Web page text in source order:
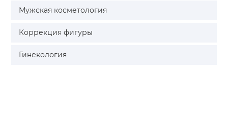
Мужская косметология
Коррекция фигуры
Гинекология